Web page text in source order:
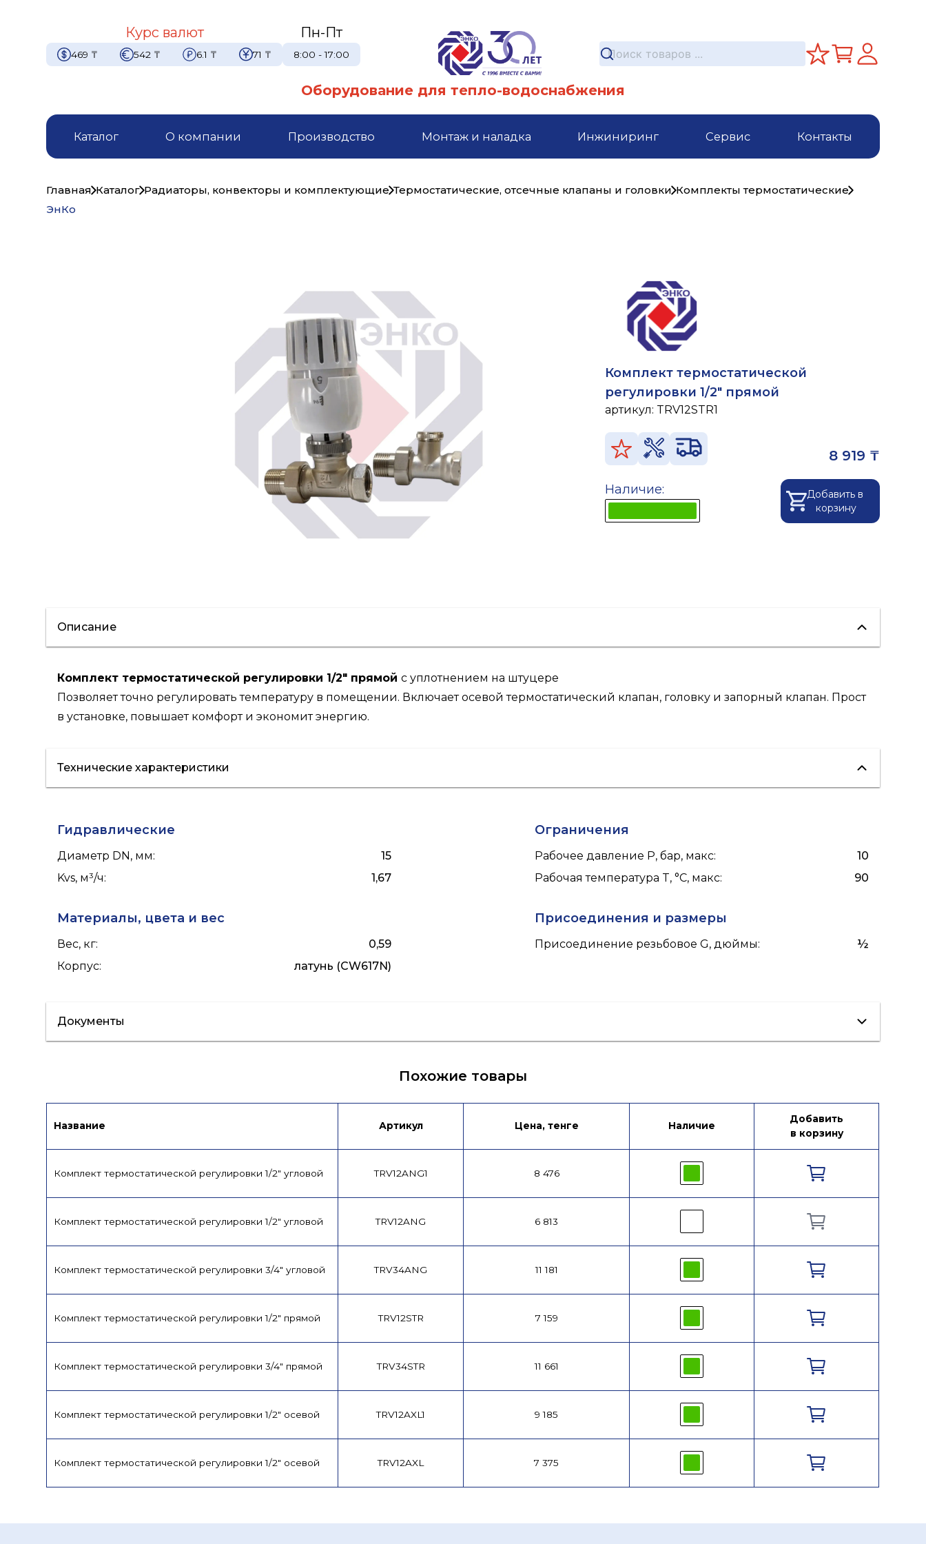
Курс валют
469 ₸ 542 ₸ 6.1 ₸ 71 ₸
Пн-Пт
8:00 - 17:00
Оборудование для тепло-водоснабжения
Каталог О компании Производство Монтаж и наладка Инжиниринг Сервис Контакты
Главная Каталог Радиаторы, конвекторы и комплектующие Термостатические, отсечные клапаны и головки Комплекты термостатические
ЭнКо
Комплект термостатической
регулировки 1/2" прямой
артикул: TRV12STR1
8 919 ₸
Наличие:
Добавить в
корзину
Описание
Комплект термостатической регулировки 1/2″ прямойс уплотнением на штуцере
Позволяет точно регулировать температуру в помещении. Включает осевой термостатический клапан, головку и запорный клапан. Прост
в установке, повышает комфорт и экономит энергию.
Технические характеристики
Гидравлические
Диаметр DN, мм:
15
Kvs, м³/ч: 1,67
Ограничения
Рабочее давление P, бар, макс:
10
Рабочая температура T, °C, макс: 90
Материалы, цвета и вес
Вес, кг:
0,59
Корпус: латунь (CW617N)
Присоединения и размеры
Присоединение резьбовое G, дюймы: ½
Документы
Похожие товары
Название Артикул Цена, тенге Наличие
Добавить
в корзину
Комплект термостатической регулировки 1/2" угловой TRV12ANG1 8 476
Комплект термостатической регулировки 1/2" угловой TRV12ANG 6 813
Комплект термостатической регулировки 3/4" угловой TRV34ANG 11 181
Комплект термостатической регулировки 1/2" прямой TRV12STR 7 159
Комплект термостатической регулировки 3/4" прямой TRV34STR 11 661
Комплект термостатической регулировки 1/2" осевой TRV12AXL1 9 185
Комплект термостатической регулировки 1/2" осевой TRV12AXL 7 375